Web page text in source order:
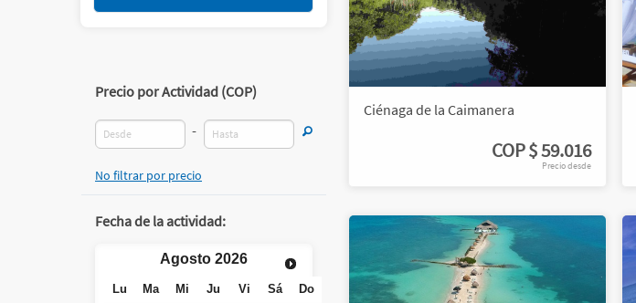
Precio por Actividad (COP)
-
No filtrar por precio
Fecha de la actividad:
Agosto 2026
Lu Ma Mi Ju Vi Sá Do
Ciénaga de la Caimanera
COP$ 59.016
Precio desde